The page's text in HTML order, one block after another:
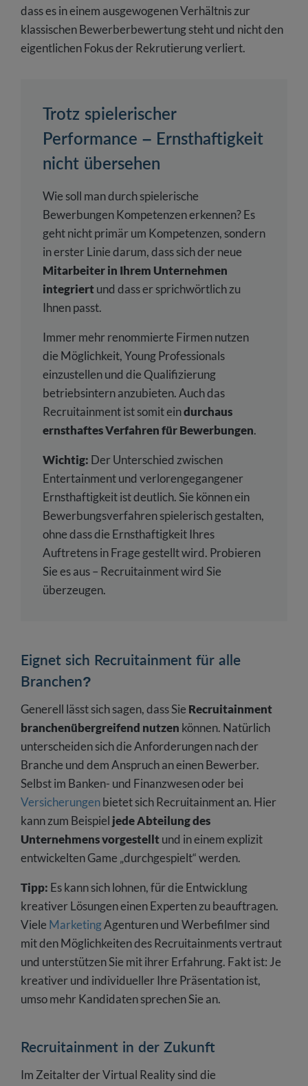
dass es in einem ausgewogenen Verhältnis zur
klassischen Bewerberbewertung steht und nicht den
eigentlichen Fokus der Rekrutierung verliert.
Trotz spielerischer
Performance – Ernsthaftigkeit
nicht übersehen
Wie soll man durch spielerische
Bewerbungen Kompetenzen erkennen? Es
geht nicht primär um Kompetenzen, sondern
in erster Linie darum, dass sich der neue
Mitarbeiter in Ihrem Unternehmen
integriertund dass er sprichwörtlich zu
Ihnen passt.
Immer mehr renommierte Firmen nutzen
die Möglichkeit, Young Professionals
einzustellen und die Qualifizierung
betriebsintern anzubieten. Auch das
Recruitainment ist somit eindurchaus
ernsthaftes Verfahren für Bewerbungen.
Wichtig: Der Unterschied zwischen
Entertainment und verlorengegangener
Ernsthaftigkeit ist deutlich. Sie können ein
Bewerbungsverfahren spielerisch gestalten,
ohne dass die Ernsthaftigkeit Ihres
Auftretens in Frage gestellt wird. Probieren
Sie es aus – Recruitainment wird Sie
überzeugen.
Eignet sich Recruitainment für alle
Branchen?
Generell lässt sich sagen, dass Sie Recruitainment
branchenübergreifend nutzen können. Natürlich
unterscheiden sich die Anforderungen nach der
Branche und dem Anspruch an einen Bewerber.
Selbst im Banken- und Finanzwesen oder bei
Versicherungenbietet sich Recruitainment an. Hier
kann zum Beispiel jede Abteilung des
Unternehmens vorgestelltund in einem explizit
entwickelten Game „durchgespielt“ werden.
Tipp: Es kann sich lohnen, für die Entwicklung
kreativer Lösungen einen Experten zu beauftragen.
Viele MarketingAgenturen und Werbefilmer sind
mit den Möglichkeiten des Recruitainments vertraut
und unterstützen Sie mit ihrer Erfahrung. Fakt ist: Je
kreativer und individueller Ihre Präsentation ist,
umso mehr Kandidaten sprechen Sie an.
Recruitainment in der Zukunft
Im Zeitalter der Virtual Reality sind die